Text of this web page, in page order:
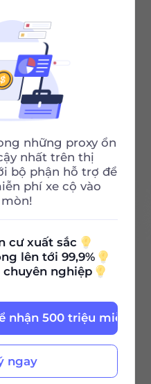
phố/Quốc
hạn
giới hạn
những proxy ổn
nhất trên thị
bộ phận hỗ trợ để
phí xe cộ vào
cư xuất sắc
lên tới 99,9%
nghiệp
ngay
nhận 500 triệu miễn